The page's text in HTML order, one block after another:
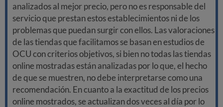
analizados al mejor precio, pero no es responsable del
servicio que prestan estos establecimientos ni de los
problemas que puedan surgir con ellos. Las valoraciones
de las tiendas que facilitamos se basan en estudios de
OCU con criterios objetivos, si bien no todas las tiendas
online mostradas están analizadas por lo que, el hecho
de que se muestren, no debe interpretarse como una
recomendación. En cuanto a la exactitud de los precios
online mostrados, se actualizan dos veces al día por lo